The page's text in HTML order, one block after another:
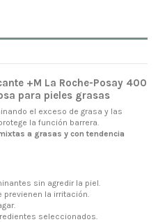
+M La Roche-Posay 400
para pieles grasas
el exceso de grasa y las
la función barrera.
a grasas y con tendencia
sin agredir la piel.
la irritación.
seleccionados.